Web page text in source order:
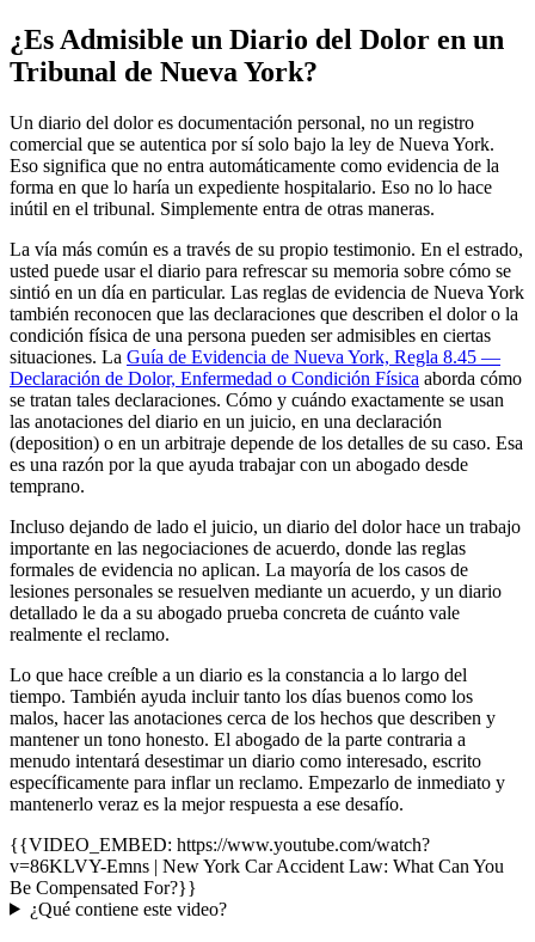
¿Es Admisible un Diario del Dolor en un
Tribunal de Nueva York?
Un diario del dolor es documentación personal, no un registro
comercial que se autentica por sí solo bajo la ley de Nueva York.
Eso significa que no entra automáticamente como evidencia de la
forma en que lo haría un expediente hospitalario. Eso no lo hace
inútil en el tribunal. Simplemente entra de otras maneras.
La vía más común es a través de su propio testimonio. En el estrado,
usted puede usar el diario para refrescar su memoria sobre cómo se
sintió en un día en particular. Las reglas de evidencia de Nueva York
también reconocen que las declaraciones que describen el dolor o la
condición física de una persona pueden ser admisibles en ciertas
situaciones. La Guía de Evidencia de Nueva York, Regla 8.45 —
Declaración de Dolor, Enfermedad o Condición Física aborda cómo
se tratan tales declaraciones. Cómo y cuándo exactamente se usan
las anotaciones del diario en un juicio, en una declaración
(deposition) o en un arbitraje depende de los detalles de su caso. Esa
es una razón por la que ayuda trabajar con un abogado desde
temprano.
Incluso dejando de lado el juicio, un diario del dolor hace un trabajo
importante en las negociaciones de acuerdo, donde las reglas
formales de evidencia no aplican. La mayoría de los casos de
lesiones personales se resuelven mediante un acuerdo, y un diario
detallado le da a su abogado prueba concreta de cuánto vale
realmente el reclamo.
Lo que hace creíble a un diario es la constancia a lo largo del
tiempo. También ayuda incluir tanto los días buenos como los
malos, hacer las anotaciones cerca de los hechos que describen y
mantener un tono honesto. El abogado de la parte contraria a
menudo intentará desestimar un diario como interesado, escrito
específicamente para inflar un reclamo. Empezarlo de inmediato y
mantenerlo veraz es la mejor respuesta a ese desafío.
{{VIDEO_EMBED: https://www.youtube.com/watch?
v=86KLVY-Emns | New York Car Accident Law: What Can You
Be Compensated For?}}
¿Qué contiene este video?